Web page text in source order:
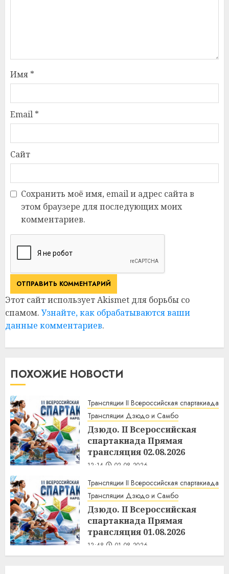
Имя *
Email *
Сайт
Сохранить моё имя, email и адрес сайта в
этом браузере для последующих моих
комментариев.
Этот сайт использует Akismet для борьбы со
спамом. Узнайте, как обрабатываются ваши
данные комментариев.
ПОХОЖИЕ НОВОСТИ
Трансляции II Всероссийская спартакиада
Трансляции Дзюдо и Самбо
Дзюдо. II Всероссийская
спартакиада Прямая
трансляция 02.08.2026
12:14 02.08.2026
Трансляции II Всероссийская спартакиада
Трансляции Дзюдо и Самбо
Дзюдо. II Всероссийская
спартакиада Прямая
трансляция 01.08.2026
12:48 01.08.2026